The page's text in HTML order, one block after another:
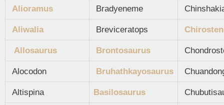
Alioramus Bradyeneme
Aliwalia Breviceratops
Allosaurus Brontosaurus
Alocodon Bruhathkayosaurus
Altispina Basilosaurus